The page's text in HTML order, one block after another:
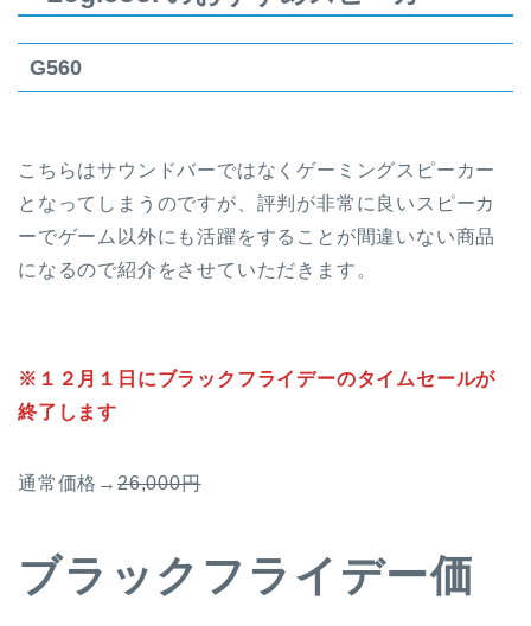
G560
こちらはサウンドバーではなくゲーミングスピーカー
となってしまうのですが、評判が非常に良いスピーカ
ーでゲーム以外にも活躍をすることが間違いない商品
になるので紹介をさせていただきます。
※１２月１日にブラックフライデーのタイムセールが
終了します
通常価格→ 26,000円
ブラックフライデー価